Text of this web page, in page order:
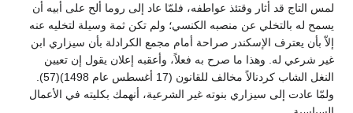
لمس التاج قد أثار وقتئذ عواطفه، فلمّا عاد إلى روما ألح على أبيه أن
يسمح له بالتخلي عن منصبه الكنسي؛ ولم تكن ثمة وسيلة لتخليه عنه
إلاّ بأن يعترف الإسكندر صراحة أمام مجمع الكرادلة بأن سيزاري ابن
غير شرعي له. وهذا ما صرح به فعلاً، وأعقبه إعلان يقول إن تعيين
النغل الشاب كردنالاً مخالف للقانون (17 أغسطس عام 1498)(57).
ولمّا عادت إلى سيزاري بنوته غير الشرعية، أنهمك بكليته في الأعمال